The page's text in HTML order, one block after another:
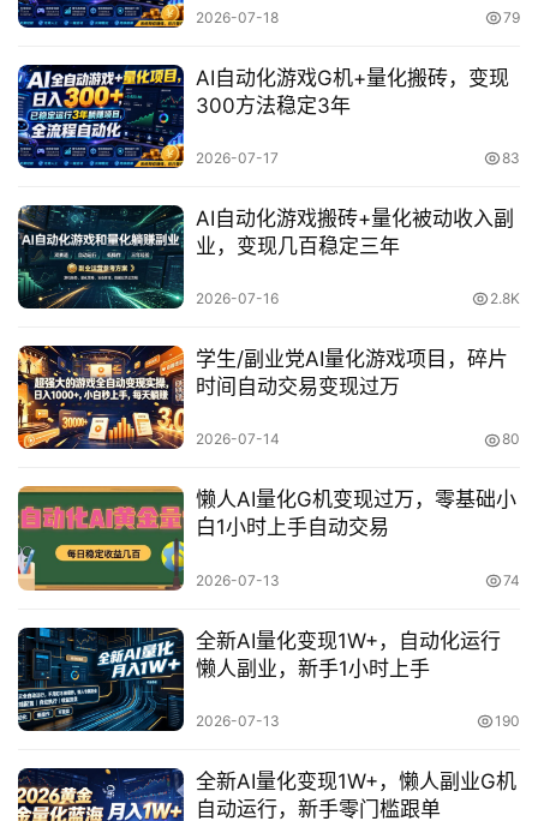
中
网
冒
网
缘
创
业
网
2026-07-18 79
AI自动化游戏G机+量化搬砖，变现
300方法稳定3年
2026-07-17 83
AI自动化游戏搬砖+量化被动收入副
业，变现几百稳定三年
2026-07-16 2.8K
学生/副业党AI量化游戏项目，碎片
时间自动交易变现过万
2026-07-14 80
懒人AI量化G机变现过万，零基础小
白1小时上手自动交易
2026-07-13 74
全新AI量化变现1W+，自动化运行
懒人副业，新手1小时上手
2026-07-13 190
全新AI量化变现1W+，懒人副业G机
自动运行，新手零门槛跟单